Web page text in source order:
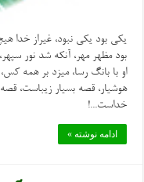
یکی بود یکی نبود، غیراز خدا
بود مظهر مهر، آنکه شد نور
او با بانگ رسا، میزد بر همه
هوشیار، قصه بسیار زیباست،
خداست...!
ادامه نوشته »